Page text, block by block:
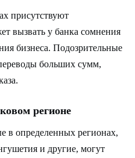
присутствуют
вызвать у банка сомнения
бизнеса. Подозрительные
больших сумм,
регионе
в определенных регионах,
и другие, могут